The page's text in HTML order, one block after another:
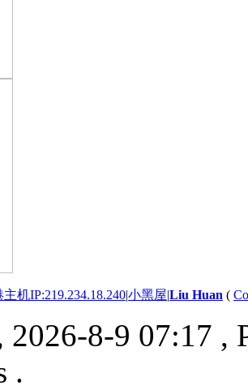
机IP:219.234.18.240|小黑屋|Liu Huan (
2026-8-9 07:17 ,
.